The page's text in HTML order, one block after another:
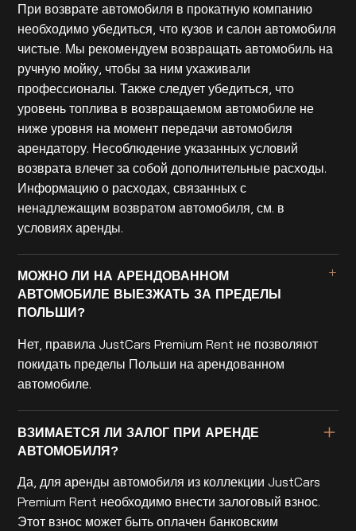
При возврате автомобиля в прокатную компанию
необходимо убедиться, что кузов и салон автомобиля
чистые. Мы рекомендуем возвращать автомобиль на
ручную мойку, чтобы за ним ухаживали
профессионалы. Также следует убедиться, что
уровень топлива в возвращаемом автомобиле не
ниже уровня на момент передачи автомобиля
арендатору. Несоблюдение указанных условий
возврата влечет за собой дополнительные расходы.
Информацию о расходах, связанных с
ненадлежащим возвратом автомобиля, см. в
условиях аренды.
МОЖНО ЛИ НА АРЕНДОВАННОМ
АВТОМОБИЛЕ ВЫЕЗЖАТЬ ЗА ПРЕДЕЛЫ
ПОЛЬШИ?
Нет, правила JustCars Premium Rent не позволяют
покидать пределы Польши на арендованном
автомобиле.
ВЗИМАЕТСЯ ЛИ ЗАЛОГ ПРИ АРЕНДЕ
АВТОМОБИЛЯ?
Да, для аренды автомобиля из коллекции JustCars
Premium Rent необходимо внести залоговый взнос.
Этот взнос может быть оплачен банковским